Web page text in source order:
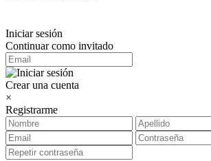
Iniciar sesión
Continuar como invitado
Crear una cuenta
×
Registrarme